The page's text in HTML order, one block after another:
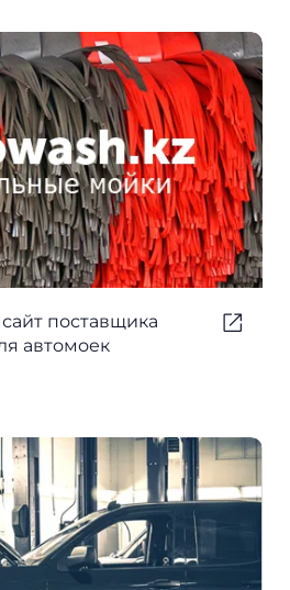
поставщика
автомоек